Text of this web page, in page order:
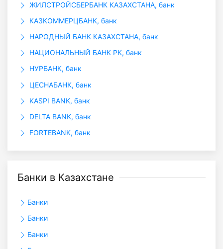
ЖИЛСТРОЙСБЕРБАНК КАЗАХСТАНА, банк
КАЗКОММЕРЦБАНК, банк
НАРОДНЫЙ БАНК КАЗАХСТАНА, банк
НАЦИОНАЛЬНЫЙ БАНК РК, банк
НУРБАНК, банк
ЦЕСНАБАНК, банк
KASPI BANK, банк
DELTA BANK, банк
FORTEBANK, банк
Банки в Казахстане
Банки
Банки
Банки